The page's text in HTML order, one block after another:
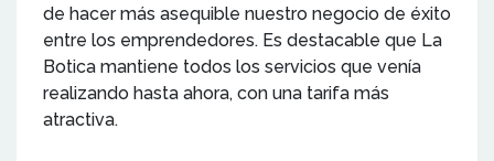
de hacer más asequible nuestro negocio de éxito
entre los emprendedores. Es destacable que La
Botica mantiene todos los servicios que venía
realizando hasta ahora, con una tarifa más
atractiva.